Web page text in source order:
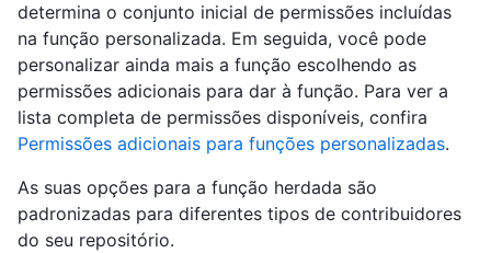
determina o conjunto inicial de permissões incluídas
na função personalizada. Em seguida, você pode
personalizar ainda mais a função escolhendo as
permissões adicionais para dar à função. Para ver a
lista completa de permissões disponíveis, confira
Permissões adicionais para funções personalizadas.
As suas opções para a função herdada são
padronizadas para diferentes tipos de contribuidores
do seu repositório.